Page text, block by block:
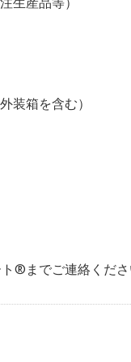
装箱を含む）
®までご連絡くだ